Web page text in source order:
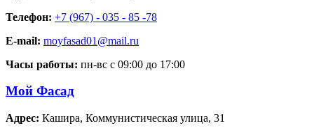
Телефон: +7 (967) - 035 - 85 -78
E-mail: moyfasad01@mail.ru
Часы работы: пн-вс с 09:00 до 17:00
Мой Фасад
Адрес: Кашира, Коммунистическая улица, 31